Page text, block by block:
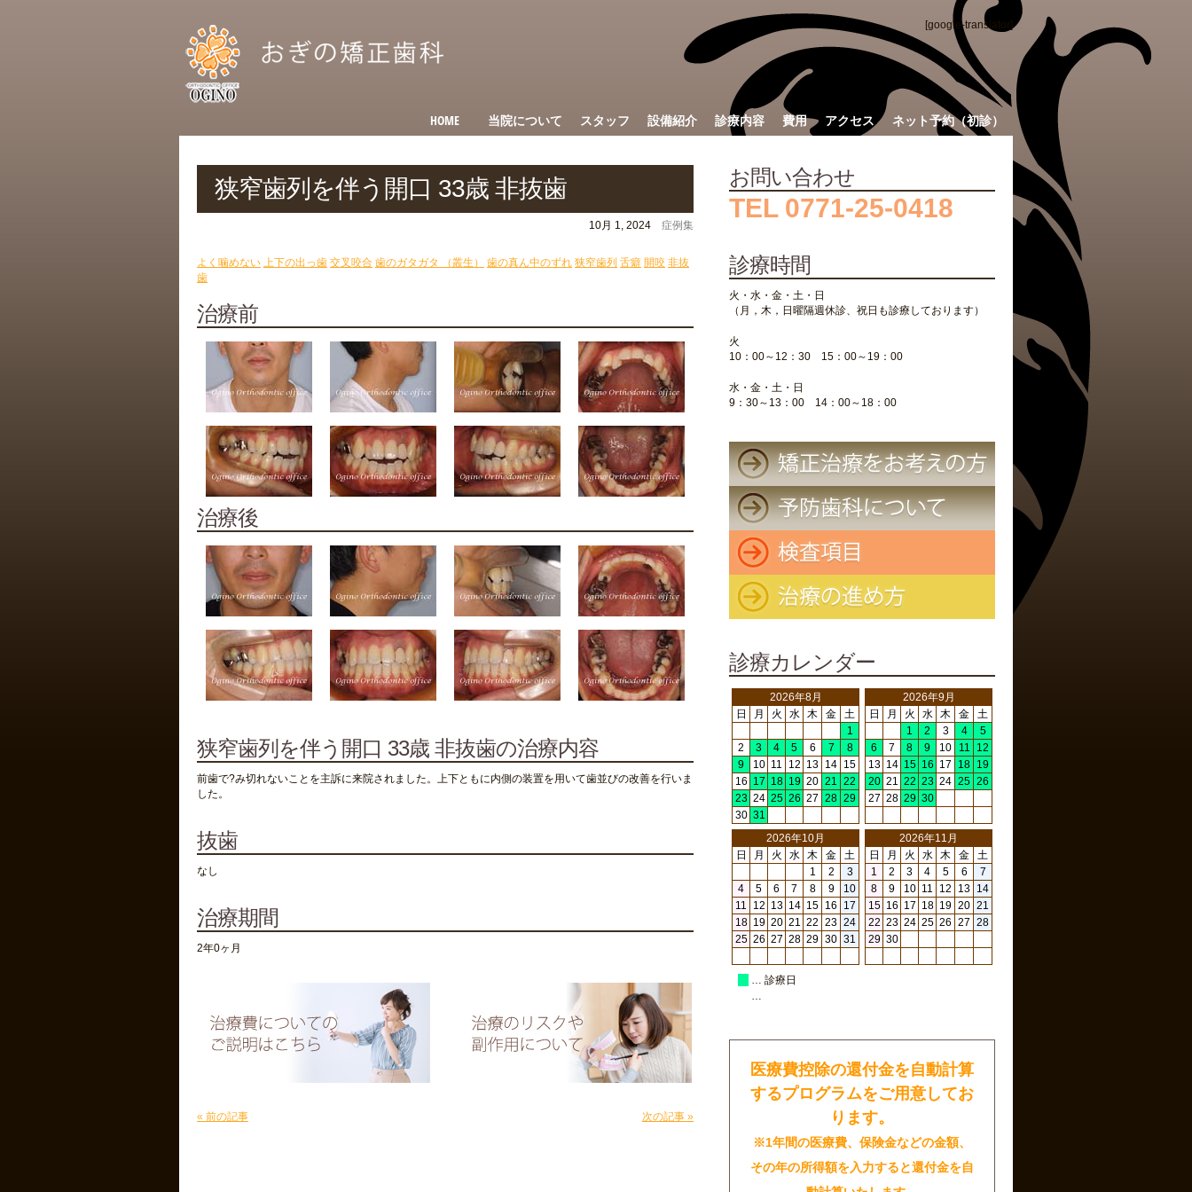
[google-translator]
HOME 当院について スタッフ 設備紹介 診療内容 費用 アクセス ネット予約（初診）
狭窄歯列を伴う開口 33歳 非抜歯
10月 1, 2024 症例集
よく噛めない 上下の出っ歯 交叉咬合 歯のガタガタ （叢生） 歯の真ん中のずれ 狭窄歯列 舌癖 開咬 非抜
歯
治療前
治療後
狭窄歯列を伴う開口 33歳 非抜歯の治療内容
前歯で?み切れないことを主訴に来院されました。上下ともに内側の装置を用いて歯並びの改善を行いま
した。
抜歯
なし
治療期間
2年0ヶ月
« 前の記事 次の記事 »
お問い合わせ
TEL 0771-25-0418
診療時間
火・水・金・土・日
（月，木，日曜隔週休診、祝日も診療しております）
火
10：00～12：30 15：00～19：00
水・金・土・日
9：30～13：00 14：00～18：00
診療カレンダー
2026年8月
日
月 火 水 木 金
土
1
2
3 4 5 6 7
8
9
10 11 12 13 14 15
16 17 18 19 20 21 22
23 24 25 26 27 28 29
30 31
2026年9月
日
月 火 水 木 金
土
1
2 3 4
5
6
7 8 9 10 11
12
13 14 15 16 17 18 19
20 21 22 23 24 25 26
27 28 29 30
2026年10月
日
月 火 水 木 金
土
1
2
3
4
5 6 7 8 9
10
11
12 13 14 15 16
17
18 19 20 21 22 23 24
25 26 27 28 29 30 31
2026年11月
日
月 火 水 木 金
土
1
2 3 4 5 6
7
8
9 10 11 12 13 14
15 16 17 18 19 20 21
22 23 24 25 26 27 28
29 30
… 診療日
…
医療費控除の還付金を自動計算
するプログラムをご用意してお
ります。
※1年間の医療費、保険金などの金額、
その年の所得額を入力すると還付金を自